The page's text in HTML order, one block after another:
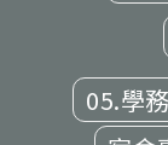
05.學